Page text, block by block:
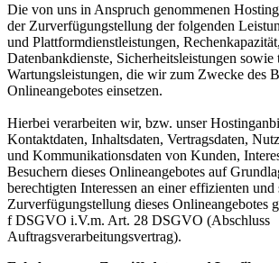
Die von uns in Anspruch genommenen
der Zurverfügungstellung der folgenden
und Plattformdienstleistungen,
Datenbankdienste, Sicherheitsleistungen sowie
Wartungsleistungen, die wir zum Zwecke des
Onlineangebotes einsetzen.
Hierbei verarbeiten wir, bzw. unser
Kontaktdaten, Inhaltsdaten, Vertragsdaten,
und Kommunikationsdaten von Kunden,
Besuchern dieses Onlineangebotes auf
berechtigten Interessen an einer effizienten und
Zurverfügungstellung dieses Onlineangebotes
f DSGVO i.V.m. Art. 28 DSGVO (Abschluss
Auftragsverarbeitungsvertrag).